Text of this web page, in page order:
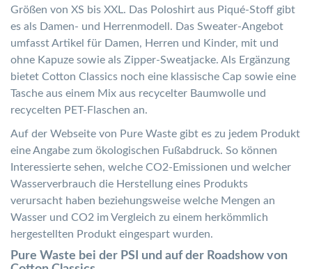
Größen von XS bis XXL. Das Poloshirt aus Piqué-Stoff gibt
es als Damen- und Herrenmodell. Das Sweater-Angebot
umfasst Artikel für Damen, Herren und Kinder, mit und
ohne Kapuze sowie als Zipper-Sweatjacke. Als Ergänzung
bietet Cotton Classics noch eine klassische Cap sowie eine
Tasche aus einem Mix aus recycelter Baumwolle und
recycelten PET-Flaschen an.
Auf der Webseite von Pure Waste gibt es zu jedem Produkt
eine Angabe zum ökologischen Fußabdruck. So können
Interessierte sehen, welche CO2-Emissionen und welcher
Wasserverbrauch die Herstellung eines Produkts
verursacht haben beziehungsweise welche Mengen an
Wasser und CO2 im Vergleich zu einem herkömmlich
hergestellten Produkt eingespart wurden.
Pure Waste bei der PSI und auf der Roadshow von